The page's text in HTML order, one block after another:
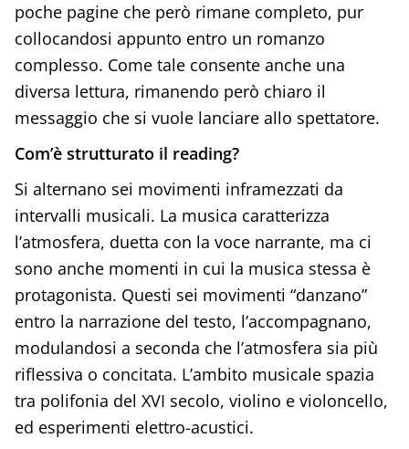
poche pagine che però rimane completo, pur
collocandosi appunto entro un romanzo
complesso. Come tale consente anche una
diversa lettura, rimanendo però chiaro il
messaggio che si vuole lanciare allo spettatore.
Com’è strutturato il reading?
Si alternano sei movimenti inframezzati da
intervalli musicali. La musica caratterizza
l’atmosfera, duetta con la voce narrante, ma ci
sono anche momenti in cui la musica stessa è
protagonista. Questi sei movimenti “danzano”
entro la narrazione del testo, l’accompagnano,
modulandosi a seconda che l’atmosfera sia più
riflessiva o concitata. L’ambito musicale spazia
tra polifonia del XVI secolo, violino e violoncello,
ed esperimenti elettro-acustici.